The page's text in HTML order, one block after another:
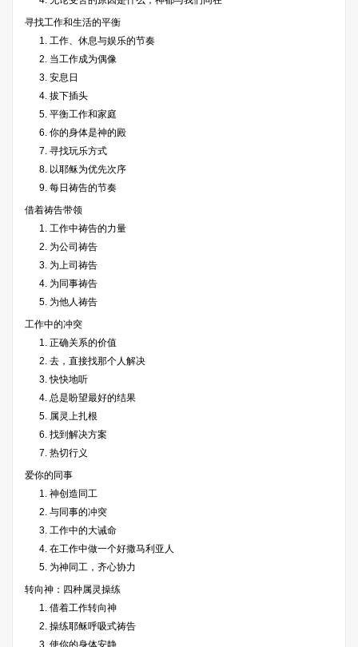
寻找工作和生活的平衡
1. 工作、休息与娱乐的节奏
2. 当工作成为偶像
3. 安息日
4. 拔下插头
5. 平衡工作和家庭
6. 你的身体是神的殿
7. 寻找玩乐方式
8. 以耶稣为优先次序
9. 每日祷告的节奏
借着祷告带领
1. 工作中祷告的力量
2. 为公司祷告
3. 为上司祷告
4. 为同事祷告
5. 为他人祷告
工作中的冲突
1. 正确关系的价值
2. 去，直接找那个人解决
3. 快快地听
4. 总是盼望最好的结果
5. 属灵上扎根
6. 找到解决方案
7. 热切行义
爱你的同事
1. 神创造同工
2. 与同事的冲突
3. 工作中的大诫命
4. 在工作中做一个好撒马利亚人
5. 为神同工，齐心协力
转向神：四种属灵操练
1. 借着工作转向神
2. 操练耶稣呼吸式祷告